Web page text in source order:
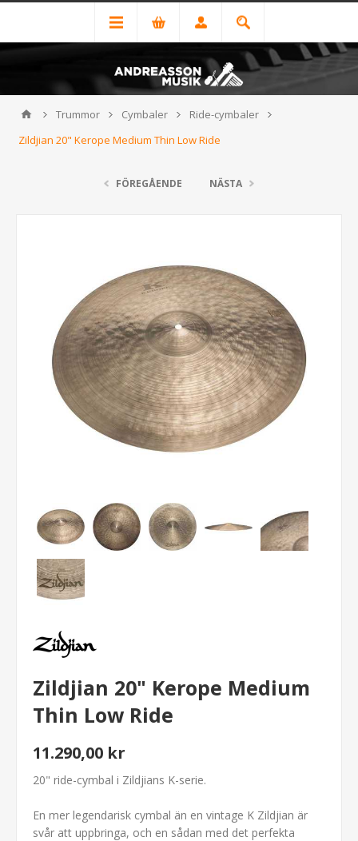
Trummor Cymbaler
Ride-cymbaler
Zildjian 20" Kerope Medium Thin Low Ride
FÖREGÅENDE NÄSTA
Zildjian 20" Kerope Medium
Thin Low Ride
11.290,00 kr
20" ride-cymbal i Zildjians K-serie.
En mer legendarisk cymbal än en vintage K Zildjian är
svår att uppbringa, och en sådan med det perfekta